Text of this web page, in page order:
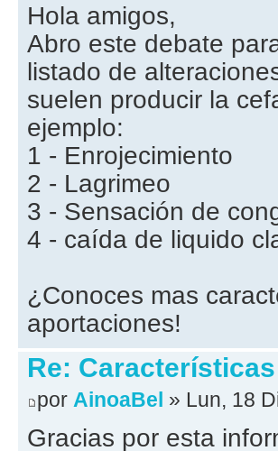
Hola amigos,
Abro este debate
listado de
suelen producir la
ejemplo:
1 - Enrojecimiento
2 - Lagrimeo
3 - Sensación de
4 - caída de liquido
¿Conoces mas
aportaciones!
Re:
por AinoaBel » Lun, 18
Gracias por esta